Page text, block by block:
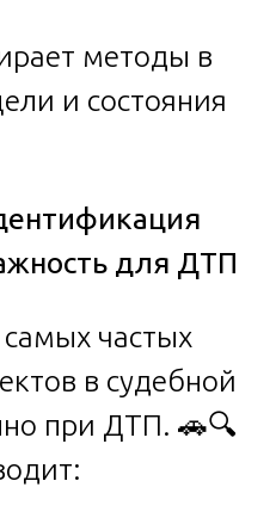
методы в
и состояния
для ДТП
частых
в судебной
при ДТП. 🚗🔍